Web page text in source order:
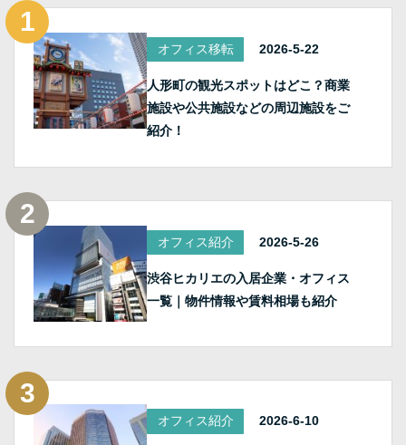
オフィス移転 2026-5-22
人形町の観光スポットはどこ？商業
施設や公共施設などの周辺施設をご
紹介！
オフィス紹介 2026-5-26
渋谷ヒカリエの入居企業・オフィス
一覧｜物件情報や賃料相場も紹介
オフィス紹介 2026-6-10